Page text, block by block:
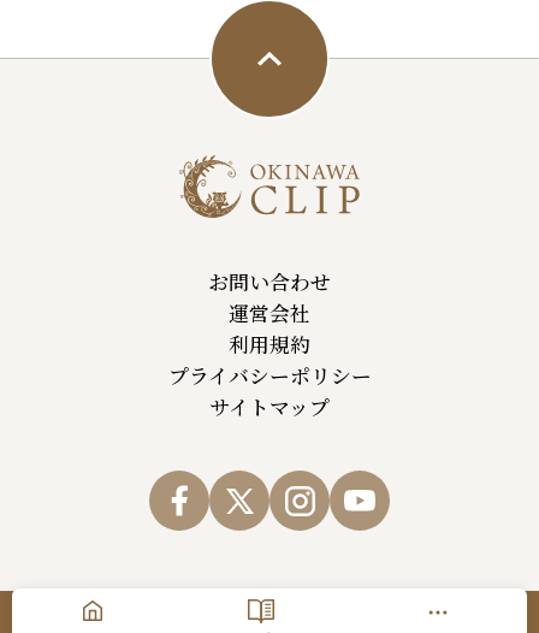
お問い合わせ
運営会社
利用規約
プライバシーポリシー
サイトマップ
© Okinawa Cellular Telephone Company,All Rights Reserved.